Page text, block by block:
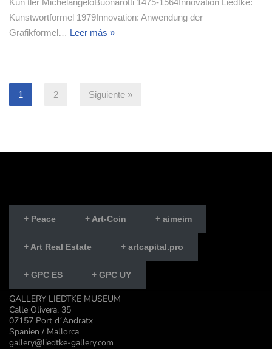
Kunstwortformel 1979Innovation: Anwendung der
Grafikformel… Leer más »
1 2 Siguiente »
+ Peace + Art-Coin + aimeim
+ Art Real Estate + artcapital.pro
+ GPC ES + GPC UY
GALLERY LIEDTKE MUSEUM
Calle Olivera, 35
07157 Port d´Andratx
Spanien / Mallorca
gallery@liedtke-gallery.com